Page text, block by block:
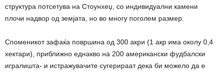
структура потсетува на Стоунхеџ, со индивидуални камени
плочи надвор од земјата, но во многу поголем размер.
Споменикот зафаќа површина од 300 акри (1 акр има околу 0,4
хектари), приближно еднакво на 200 американски фудбалски
игралишта- и истражувачите сугерираат дека би можело да е